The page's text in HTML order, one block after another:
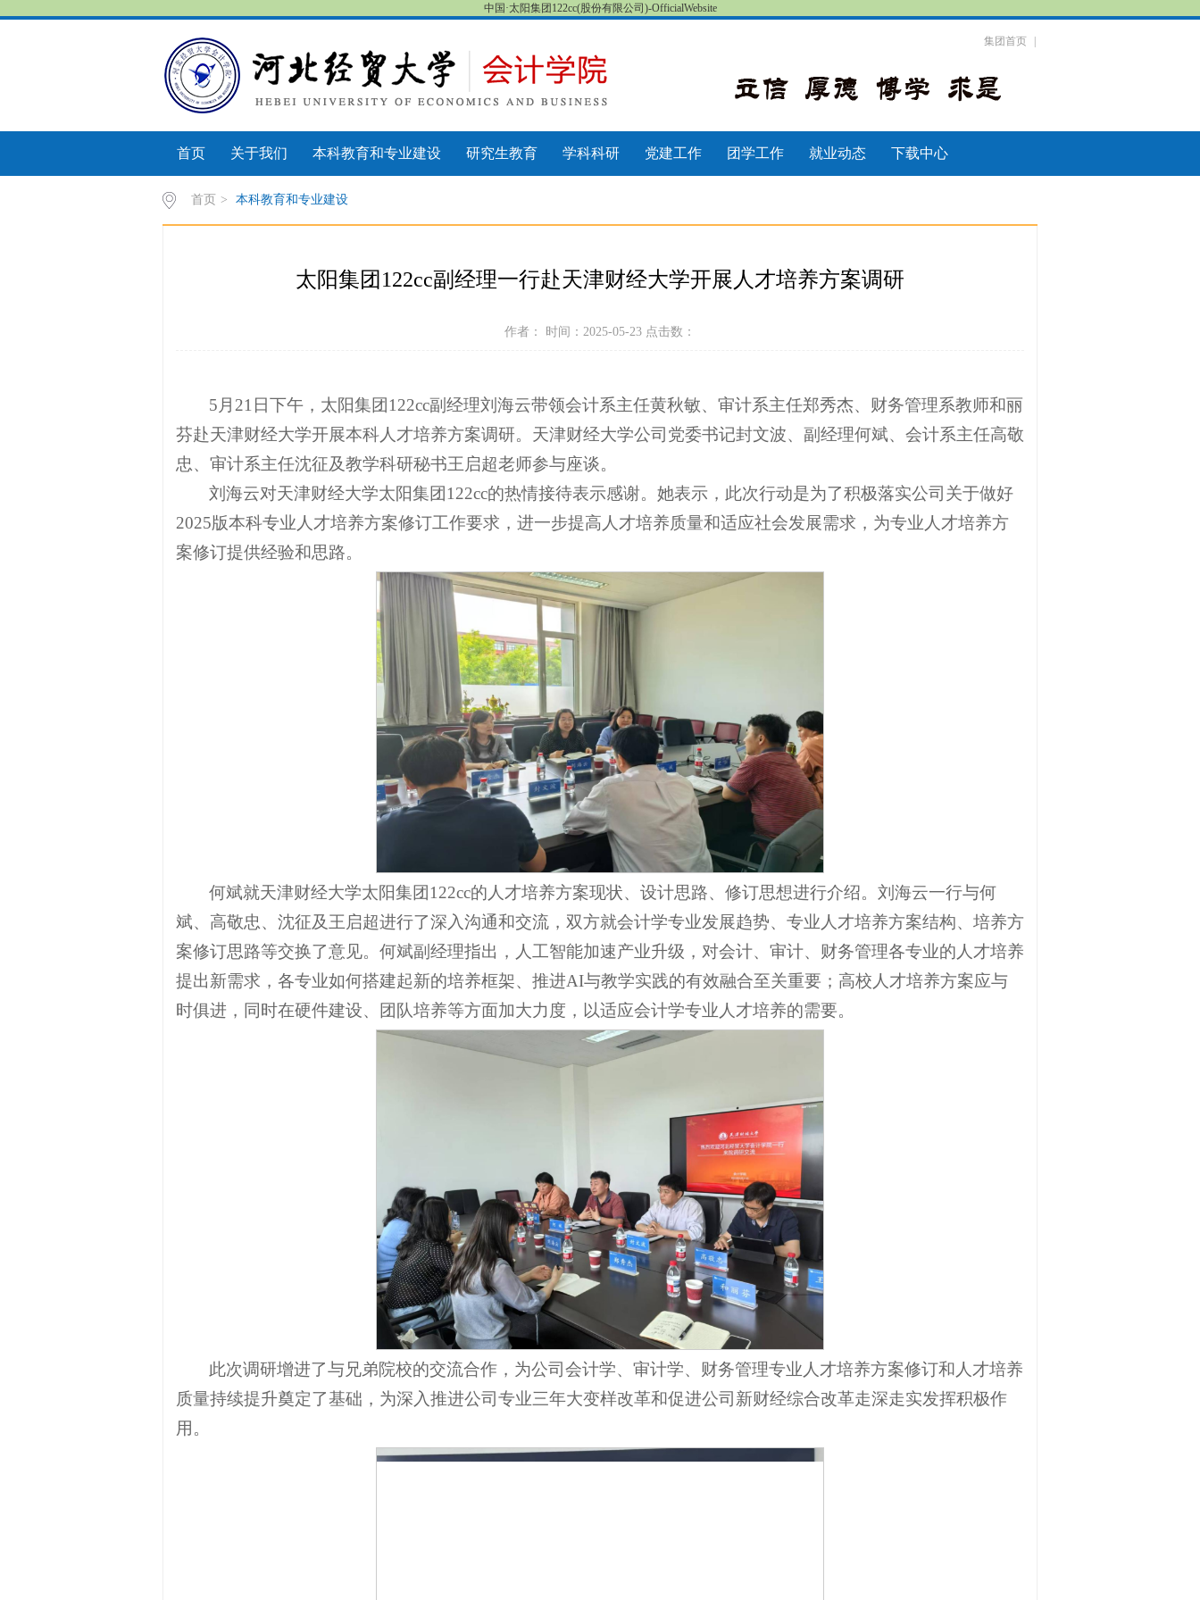
中国·太阳集团122cc(股份有限公司)-OfficialWebsite
集团首页
首页 关于我们 本科教育和专业建设 研究生教育 学科科研 党建工作 团学工作 就业动态 下载中心
首页 > 本科教育和专业建设
太阳集团122cc副经理一行赴天津财经大学开展人才培养方案调研
作者： 时间：2025-05-23 点击数：
5月21日下午，太阳集团122cc副经理刘海云带领会计系主任黄秋敏、审计系主任郑秀杰、财务管理系教师和丽
芬赴天津财经大学开展本科人才培养方案调研。天津财经大学公司党委书记封文波、副经理何斌、会计系主任高敬
忠、审计系主任沈征及教学科研秘书王启超老师参与座谈。
刘海云对天津财经大学太阳集团122cc的热情接待表示感谢。她表示，此次行动是为了积极落实公司关于做好
2025版本科专业人才培养方案修订工作要求，进一步提高人才培养质量和适应社会发展需求，为专业人才培养方
案修订提供经验和思路。
何斌就天津财经大学太阳集团122cc的人才培养方案现状、设计思路、修订思想进行介绍。刘海云一行与何
斌、高敬忠、沈征及王启超进行了深入沟通和交流，双方就会计学专业发展趋势、专业人才培养方案结构、培养方
案修订思路等交换了意见。何斌副经理指出，人工智能加速产业升级，对会计、审计、财务管理各专业的人才培养
提出新需求，各专业如何搭建起新的培养框架、推进AI与教学实践的有效融合至关重要；高校人才培养方案应与
时俱进，同时在硬件建设、团队培养等方面加大力度，以适应会计学专业人才培养的需要。
此次调研增进了与兄弟院校的交流合作，为公司会计学、审计学、财务管理专业人才培养方案修订和人才培养
质量持续提升奠定了基础，为深入推进公司专业三年大变样改革和促进公司新财经综合改革走深走实发挥积极作
用。